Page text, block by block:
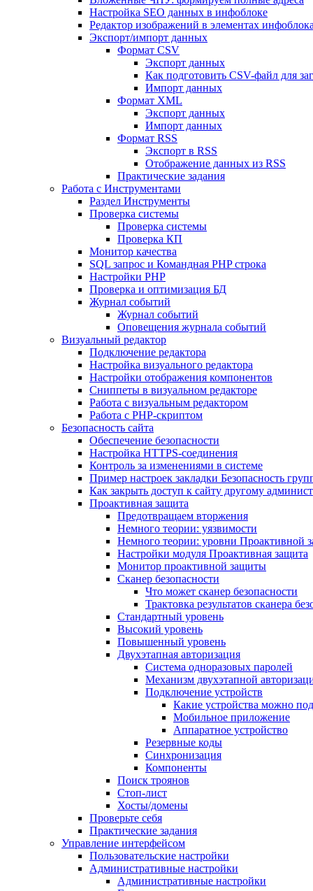
Настройка SEO данных в инфоблоке
Редактор изображений в элементах инфоблока
Экспорт/импорт данных
Формат CSV
Экспорт данных
Как подготовить CSV-файл для
Импорт данных
Формат XML
Экспорт данных
Импорт данных
Формат RSS
Экспорт в RSS
Отображение данных из RSS
Практические задания
Работа с Инструментами
Раздел Инструменты
Проверка системы
Проверка системы
Проверка КП
Монитор качества
SQL запрос и Командная PHP строка
Настройки PHP
Проверка и оптимизация БД
Журнал событий
Журнал событий
Оповещения журнала событий
Визуальный редактор
Подключение редактора
Настройка визуального редактора
Настройки отображения компонентов
Сниппеты в визуальном редакторе
Работа с визуальным редактором
Работа с PHP-скриптом
Безопасность сайта
Обеспечение безопасности
Настройка HTTPS-соединения
Контроль за изменениями в системе
Пример настроек закладки Безопасность
Как закрыть доступ к сайту другому
Проактивная защита
Предотвращаем вторжения
Немного теории: уязвимости
Немного теории: уровни Проактивной
Настройки модуля Проактивная защита
Монитор проактивной защиты
Сканер безопасности
Что может сканер безопасности
Трактовка результатов сканера
Стандартный уровень
Высокий уровень
Повышенный уровень
Двухэтапная авторизация
Система одноразовых паролей
Механизм двухэтапной
Подключение устройств
Какие устройства можно
Мобильное приложение
Аппаратное устройство
Резервные коды
Синхронизация
Компоненты
Поиск троянов
Стоп-лист
Хосты/домены
Проверьте себя
Практические задания
Управление интерфейсом
Пользовательские настройки
Административные настройки
Административные настройки